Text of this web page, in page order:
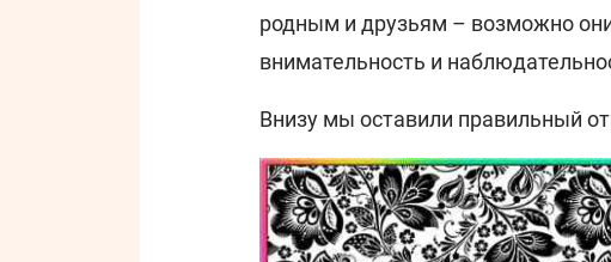
родным и друзьям – возможно
внимательность и
Внизу мы оставили правильный